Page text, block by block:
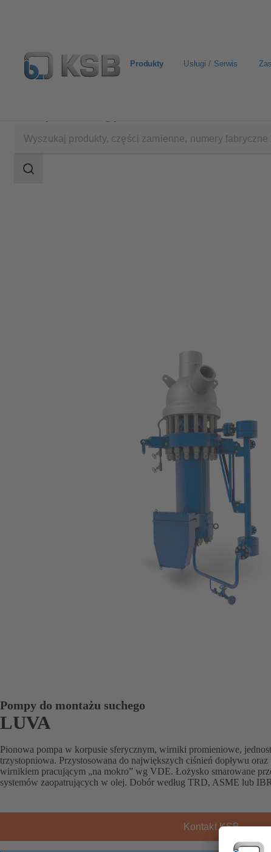
Produkty Usługi / Serwis
wyszukiwania
Zakres
Pompy do montażu suchego
LUVA
Pionowa pompa w korpusie sferycznym, wirniki promieniowe,
trzystopniowa. Przystosowana do największych ciśnień dopływu
wirnikiem pracującym „na mokro” wg VDE. Łożysko smarowane
systemów zaopatrujących w olej. Dobór według TRD, ASME lub
Kontakt KSB